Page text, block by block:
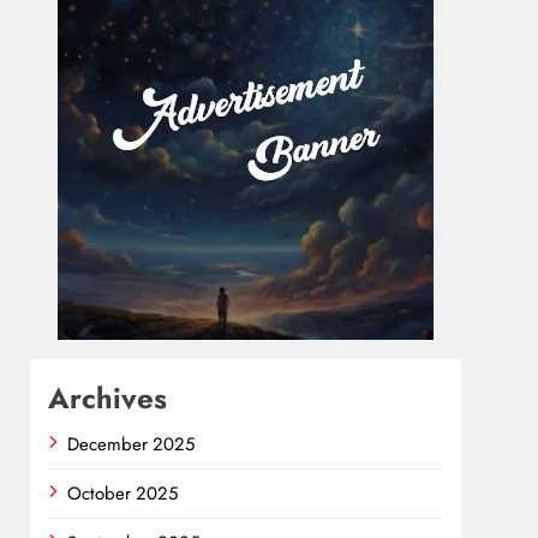
Archives
December 2025
October 2025